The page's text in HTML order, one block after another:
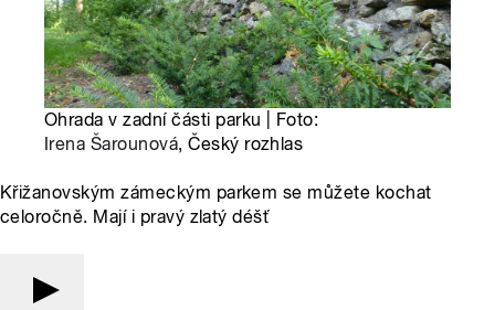
Ohrada v zadní části parku | Foto:
Irena Šarounová, Český rozhlas
Křižanovským zámeckým parkem se můžete kochat
celoročně. Mají i pravý zlatý déšť